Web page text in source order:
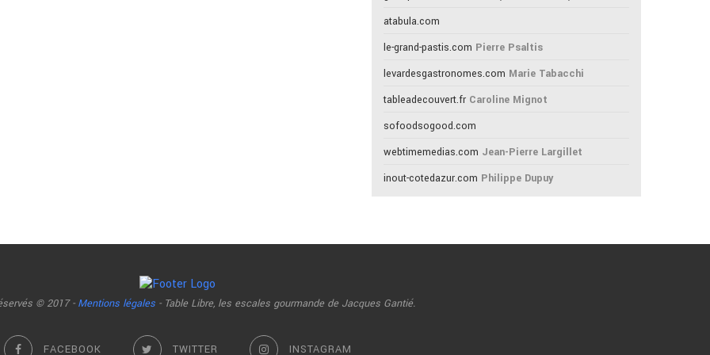
atabula.com
le-grand-pastis.com Pierre Psaltis
levardesgastronomes.com Marie Tabacchi
tableadecouvert.fr Caroline Mignot
sofoodsogood.com
webtimemedias.com Jean-Pierre Largillet
inout-cotedazur.com Philippe Dupuy
© 2017 - Mentions légales - Table Libre, les escales gourmande de Jacques Gantié.
FACEBOOK TWITTER INSTAGRAM